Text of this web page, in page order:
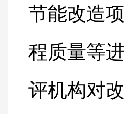
节能改造
程质量等
评机构对